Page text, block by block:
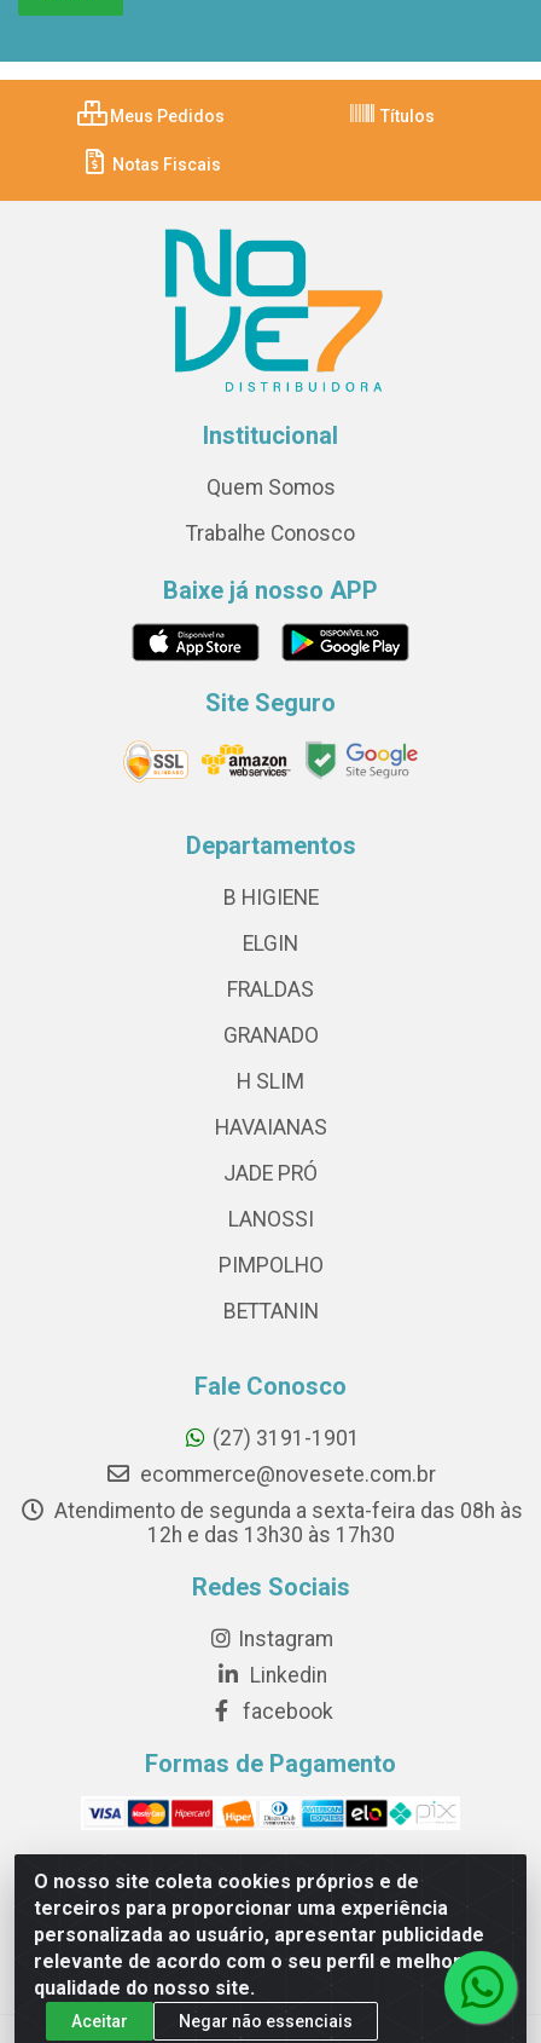
O nosso site coleta cookies próprios e de
terceiros para proporcionar uma experiência
personalizada ao usuário, apresentar publicidade
relevante de acordo com o seu perfil e melhorar a
qualidade do nosso site.
Aceitar Negar não essenciais
Meus Pedidos Títulos
Notas Fiscais
Institucional
Quem Somos
Trabalhe Conosco
Baixe já nosso APP
Site Seguro
Departamentos
B HIGIENE
ELGIN
FRALDAS
GRANADO
H SLIM
HAVAIANAS
JADE PRÓ
LANOSSI
PIMPOLHO
BETTANIN
Fale Conosco
(27) 3191-1901
ecommerce@novesete.com.br
Atendimento de segunda a sexta-feira das 08h às
12h e das 13h30 às 17h30
Redes Sociais
Instagram
Linkedin
facebook
Formas de Pagamento
Novesete Distribuidora LTDA - Avenida Setecentos, S/N,
Terminal Intermodal da Serra, Serra/ES - CEP 29161-414 -
CNPJ 29.479.604/0001-44